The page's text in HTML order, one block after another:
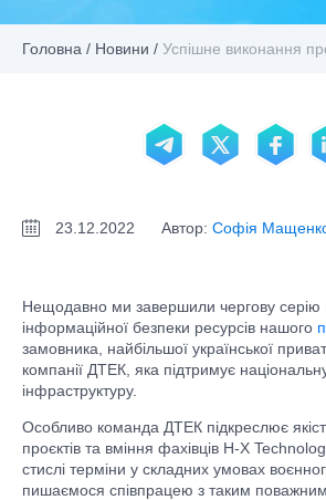
Головна / Новини / Успішне виконання
23.12.2022 Автор: Софія
Нещодавно ми завершили чергову серію
інформаційної безпеки ресурсів нашого
замовника, найбільшої української
компанії ДТЕК, яка підтримує
інфраструктуру.
Особливо команда ДТЕК підкреслює
проєктів та вміння фахівців H-X
стислі терміни у складних умовах
пишаємося співпрацею з таким поважним